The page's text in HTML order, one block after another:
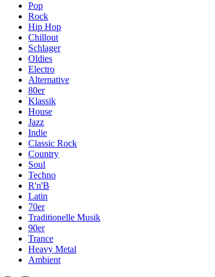
Pop
Rock
Hip Hop
Chillout
Schlager
Oldies
Electro
Alternative
80er
Klassik
House
Jazz
Indie
Classic Rock
Country
Soul
Techno
R'n'B
Latin
70er
Traditionelle Musik
90er
Trance
Heavy Metal
Ambient